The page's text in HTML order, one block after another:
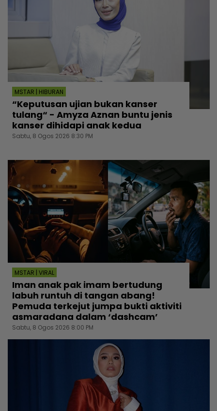
MSTAR | HIBURAN
“Keputusan ujian bukan kanser
tulang“ - Amyza Aznan buntu jenis
kanser dihidapi anak kedua
Sabtu, 8 Ogos 2026 8:30 PM
MSTAR | VIRAL
Iman anak pak imam bertudung
labuh runtuh di tangan abang!
Pemuda terkejut jumpa bukti aktiviti
asmaradana dalam ‘dashcam’
Sabtu, 8 Ogos 2026 8:00 PM